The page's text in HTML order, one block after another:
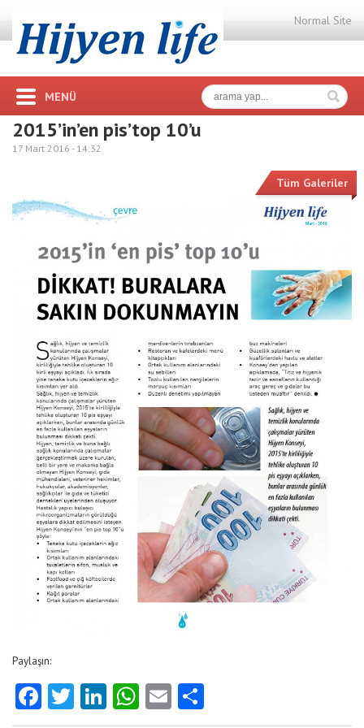
Normal Site
MENÜ
2015’in’en pis’top 10’u
17 Mart 2016 - 14:32
Tüm Galeriler
Paylaşın:
Facebook
Twitter
LinkedIn
WhatsApp
Email